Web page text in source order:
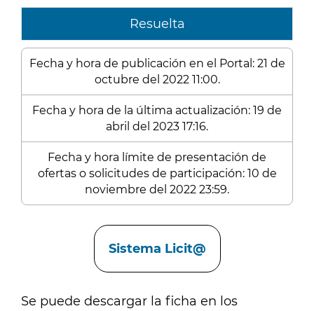
Resuelta
Fecha y hora de publicación en el Portal: 21 de
octubre del 2022 11:00.
Fecha y hora de la última actualización: 19 de
abril del 2023 17:16.
Fecha y hora límite de presentación de
ofertas o solicitudes de participación: 10 de
noviembre del 2022 23:59.
Sistema Licit@
Se puede descargar la ficha en los